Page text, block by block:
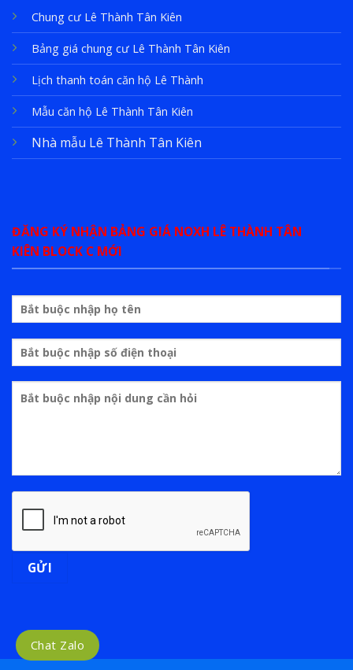
Chung cư Lê Thành Tân Kiên
Bảng giá chung cư Lê Thành Tân Kiên
Lịch thanh toán căn hộ Lê Thành
Mẫu căn hộ Lê Thành Tân Kiên
Nhà mẫu Lê Thành Tân Kiên
ĐĂNG KÝ NHẬN BẢNG GIÁ NOXH LÊ THÀNH TÂN
KIÊN BLOCK C MỚI
Chat Zalo